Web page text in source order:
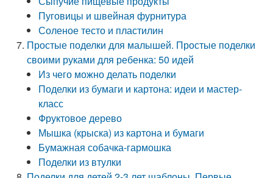
Пуговицы и швейная фурнитура
Соленое тесто и пластилин
Простые поделки для малышей. Простые поделки
своими руками для ребенка: 50 идей
Из чего можно делать поделки
Поделки из бумаги и картона: идеи и мастер-
класс
Фруктовое дерево
Мышка (крыска) из картона и бумаги
Бумажная собачка-гармошка
Поделки из втулки